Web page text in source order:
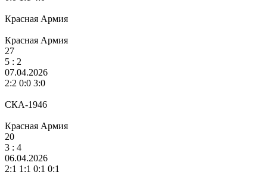
Красная Армия
Красная Армия
27
5 : 2
07.04.2026
2:2 0:0 3:0
СКА-1946
Красная Армия
20
3 : 4
06.04.2026
2:1 1:1 0:1 0:1